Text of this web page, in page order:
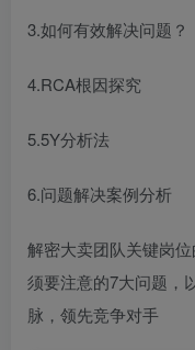
3.如何有效解决问题？
4.RCA根因探究
5.5Y分析法
6.问题解决案例分析
解密大卖团队关键岗
须要注意的7大问题，
脉，领先竞争对手